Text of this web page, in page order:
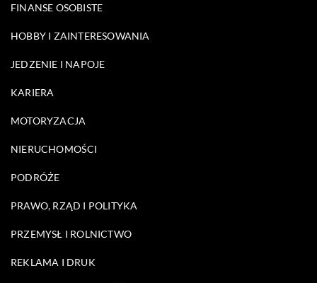
FINANSE OSOBISTE
HOBBY I ZAINTERESOWANIA
JEDZENIE I NAPOJE
KARIERA
MOTORYZACJA
NIERUCHOMOŚCI
PODRÓŻE
PRAWO, RZĄD I POLITYKA
PRZEMYSŁ I ROLNICTWO
REKLAMA I DRUK